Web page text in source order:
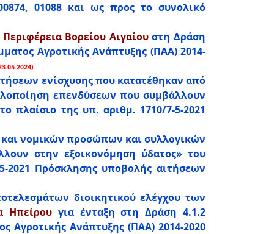
01088 και ως προς το συνολικό
Περιφέρεια Βορείου Αιγαίουστη Δράση
Αγροτικής Ανάπτυξης (ΠΑΑ) 2014-
ενίσχυσης που κατατέθηκαν από
επενδύσεων που συμβάλλουν
πλαίσιο της υπ. αριθμ. 1710/7-5-2021
νομικών προσώπων και συλλογικών
στην εξοικονόμηση ύδατος» του
2021 Πρόσκλησης υποβολής αιτήσεων
διοικητικού ελέγχου των
Ηπείρου για ένταξη στη Δράση 4.1.2
Αγροτικής Ανάπτυξης (ΠΑΑ) 2014-2020